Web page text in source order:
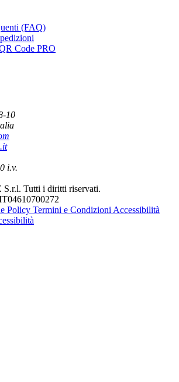
(FAQ)
Code PRO
10
i.v.
Tutti i diritti riservati.
Policy Termini e Condizioni Accessibilità